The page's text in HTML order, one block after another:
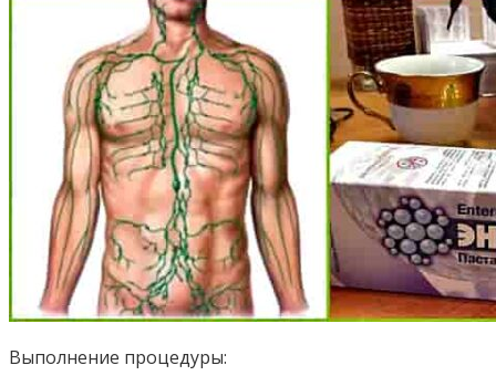
Выполнение процедуры: